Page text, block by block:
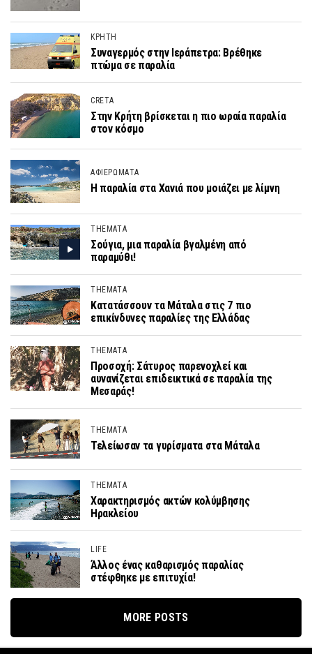
ΚΡΗΤΗ
Συναγερμός στην Ιεράπετρα: Βρέθηκε
πτώμα σε παραλία
CRETA
Στην Κρήτη βρίσκεται η πιο ωραία παραλία
στον κόσμο
ΑΦΙΕΡΩΜΑΤΑ
Η παραλία στα Χανιά που μοιάζει με λίμνη
THEMATA
Σούγια, μια παραλία βγαλμένη από
παραμύθι!
THEMATA
Κατατάσσουν τα Μάταλα στις 7 πιο
επικίνδυνες παραλίες της Ελλάδας
THEMATA
Προσοχή: Σάτυρος παρενοχλεί και
αυνανίζεται επιδεικτικά σε παραλία της
Μεσαράς!
THEMATA
Τελείωσαν τα γυρίσματα στα Μάταλα
THEMATA
Χαρακτηρισμός ακτών κολύμβησης
Ηρακλείου
LIFE
Άλλος ένας καθαρισμός παραλίας
στέφθηκε με επιτυχία!
MORE POSTS